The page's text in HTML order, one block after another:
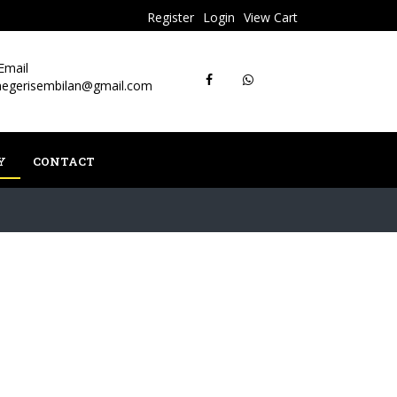
View Cart
Login
Register
CONTACT